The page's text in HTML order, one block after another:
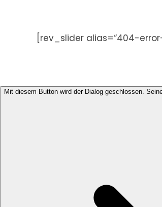
[rev_slider alias=“404-
Mit diesem Button wird der Dialog geschlossen.